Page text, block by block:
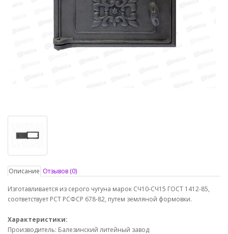
Описание Отзывов (0)
Изготавливается из серого чугуна марок СЧ10-СЧ15 ГОСТ 1412-85,
соответствует РСТ РСФСР 678-82, путем земляной формовки.
Характеристики:
Производитель: Балезинский литейный завод